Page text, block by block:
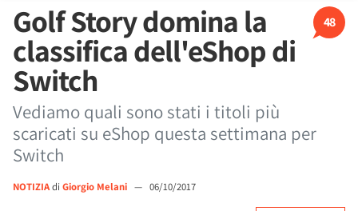
48
Golf Story domina la
classifica dell'eShop di
Switch
Vediamo quali sono stati i titoli più
scaricati su eShop questa settimana per
Switch
NOTIZIAdi Giorgio Melani — 06/10/2017